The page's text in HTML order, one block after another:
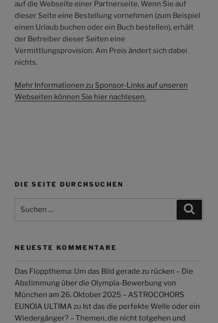
auf die Webseite einer Partnerseite. Wenn Sie auf
dieser Seite eine Bestellung vornehmen (zum Beispiel
einen Urlaub buchen oder ein Buch bestellen), erhält
der Betreiber dieser Seiten eine
Vermittlungsprovision. Am Preis ändert sich dabei
nichts.
Mehr Informationen zu Sponsor-Links auf unseren
Webseiten können Sie hier nachlesen.
DIE SEITE DURCHSUCHEN
NEUESTE KOMMENTARE
Das Floppthema: Um das Bild gerade zu rücken – Die
Abstimmung über die Olympia-Bewerbung von
München am 26. Oktober 2025 – ASTROCOHORS
EUNOIA ULTIMA zu Ist das die perfekte Welle oder ein
Wiedergänger? – Themen, die nicht totgehen und